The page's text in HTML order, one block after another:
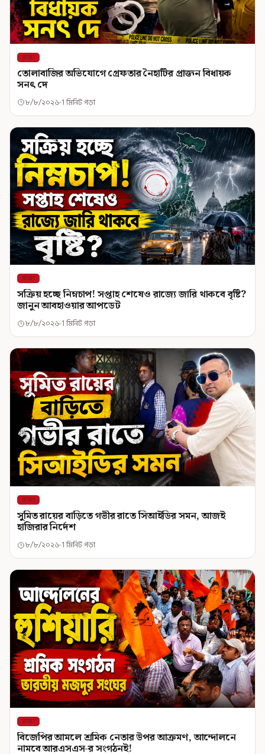
রাজ্য
তোলাবাজির অভিযোগে গ্রেফতার নৈহাটির প্রাক্তন বিধায়ক
সনৎ দে
৮/৮/২০২৬ 1 মিনিট পড়া
রাজ্য
সক্রিয় হচ্ছে নিম্নচাপ! সপ্তাহ শেষেও রাজ্যে জারি থাকবে বৃষ্টি?
জানুন আবহাওয়ার আপডেট
৮/৮/২০২৬ 1 মিনিট পড়া
রাজ্য
সুমিত রায়ের বাড়িতে গভীর রাতে সিআইডির সমন, আজই
হাজিরার নির্দেশ
৮/৮/২০২৬ 1 মিনিট পড়া
রাজ্য
বিজেপির আমলে শ্রমিক নেতার উপর আক্রমণ, আন্দোলনে
নামবে আরএসএস-র সংগঠনই!